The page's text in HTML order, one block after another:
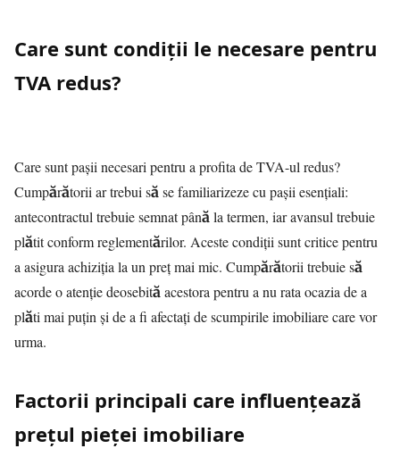
Care sunt condiții le necesare pentru
TVA redus?
Care sunt pașii necesari pentru a profita de TVA-ul redus?
Cumpărătorii ar trebui să se familiarizeze cu pașii esențiali:
antecontractul trebuie semnat până la termen, iar avansul trebuie
plătit conform reglementărilor. Aceste condiții sunt critice pentru
a asigura achiziția la un preț mai mic. Cumpărătorii trebuie să
acorde o atenție deosebită acestora pentru a nu rata ocazia de a
plăti mai puțin și de a fi afectați de scumpirile imobiliare care vor
urma.
Factorii principali care influențează
prețul pieței imobiliare